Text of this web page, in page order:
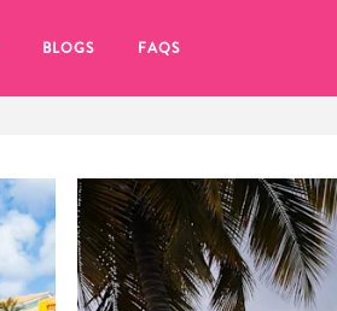
BLOGS FAQS